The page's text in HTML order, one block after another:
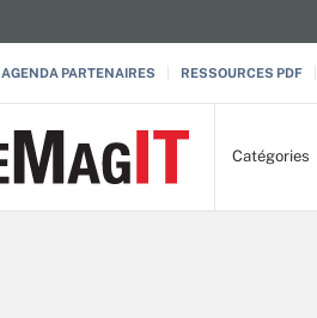
AGENDA PARTENAIRES RESSOURCES PDF
Catégories